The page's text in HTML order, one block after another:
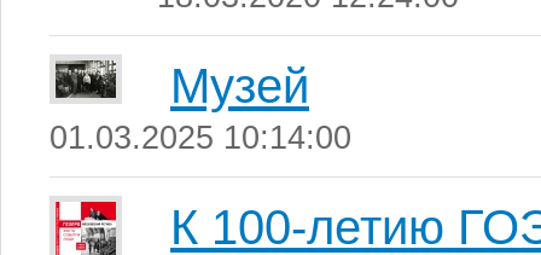
Музей
01.03.2025 10:14:00
К 100-летию